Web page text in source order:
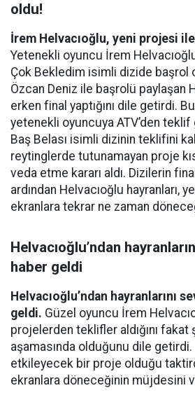
oldu!
İrem Helvacıoğlu, yeni projesi
Yetenekli oyuncu İrem
Çok Bekledim isimli dizide başrol
Özcan Deniz ile başrolü paylaşan
erken final yaptığını dile getirdi.
yetenekli oyuncuya ATV’den teklif
Baş Belası isimli dizinin teklifini
reytinglerde tutunamayan proje
veda etme kararı aldı. Dizilerin
ardından Helvacıoğlu hayranları,
ekranlara tekrar ne zaman
Helvacıoğlu’ndan
haber geldi
Helvacıoğlu’ndan hayranlarını
geldi. Güzel oyuncu İrem
projelerden teklifler aldığını
aşamasında olduğunu dile
etkileyecek bir proje olduğu
ekranlara döneceğinin müjdesini